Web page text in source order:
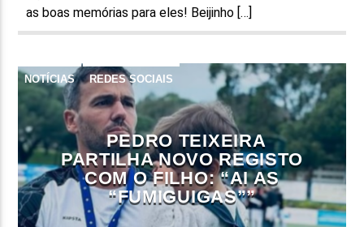
as boas memórias para eles! Beijinho […]
NOTÍCIAS REDES SOCIAIS
PEDRO TEIXEIRA
PARTILHA NOVO REGISTO
COM O FILHO: “AI AS
“FUMIGUIGAS””